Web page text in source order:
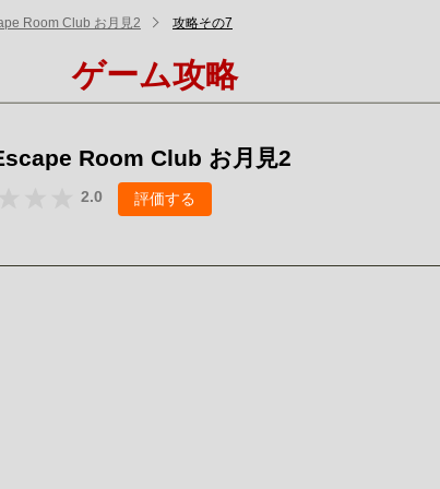
Room Club お月見2 攻略その7
ゲーム攻略
Room Club お月見2
2.0 評価する